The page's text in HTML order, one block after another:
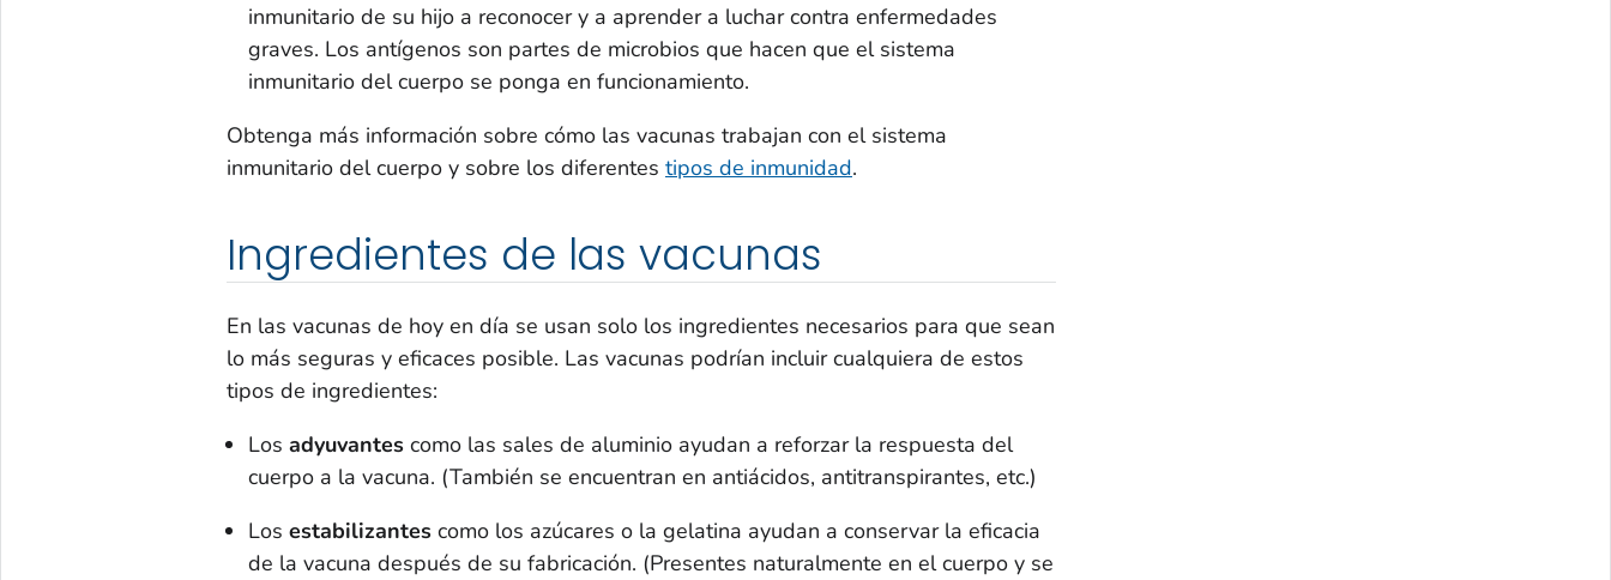
inmunitario de su hijo a reconocer y a aprender a luchar contra enfermedades
graves. Los antígenos son partes de microbios que hacen que el sistema
inmunitario del cuerpo se ponga en funcionamiento.
Obtenga más información sobre cómo las vacunas trabajan con el sistema
inmunitario del cuerpo y sobre los diferentes tipos de inmunidad.
Ingredientes de las vacunas
En las vacunas de hoy en día se usan solo los ingredientes necesarios para que sean
lo más seguras y eficaces posible. Las vacunas podrían incluir cualquiera de estos
tipos de ingredientes:
Los adyuvantescomo las sales de aluminio ayudan a reforzar la respuesta del
cuerpo a la vacuna. (También se encuentran en antiácidos, antitranspirantes, etc.)
Los estabilizantescomo los azúcares o la gelatina ayudan a conservar la eficacia
de la vacuna después de su fabricación. (Presentes naturalmente en el cuerpo y se